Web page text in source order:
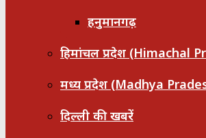
हनुमानगढ़
हिमांचल प्रदेश (Himachal
मध्य प्रदेश (Madhya
दिल्ली की खबरें